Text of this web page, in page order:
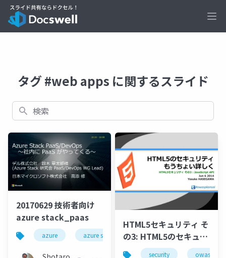
タグ #web apps に関するスライド
検索
20170629 技術者向け
azure stack_paas
azure azure stack paas mobile apps
HTML5セキュリティ そ
の3: HTML5のセキュリ
ティもうちょい詳しく
security